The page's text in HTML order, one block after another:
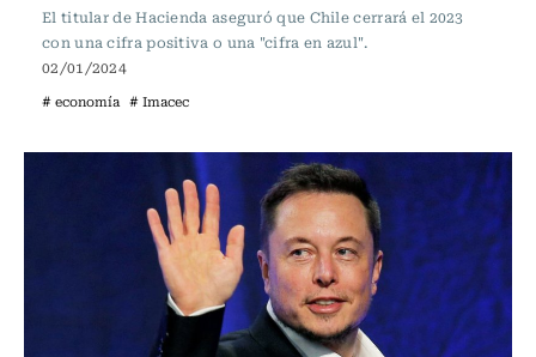
El titular de Hacienda aseguró que Chile cerrará el 2023
con una cifra positiva o una "cifra en azul".
02/01/2024
# economía # Imacec